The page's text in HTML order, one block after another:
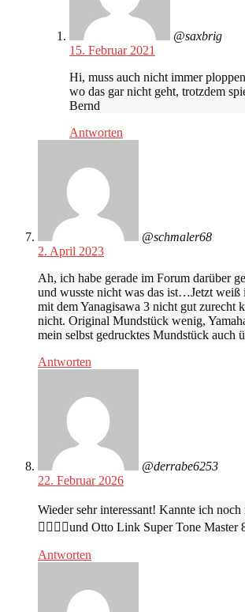
@saxbrig
15. Februar 2021
Hi, muss auch nicht immer
wo das gar nicht geht, trotzdem
Bernd
Antworten
@schmaler68
2. April 2023
Ah, ich habe gerade im Forum darüber
und wusste nicht was das ist…Jetzt weiß
mit dem Yanagisawa 3 nicht gut zurecht
nicht. Original Mundstück wenig,
mein selbst gedrucktes Mundstück auch
Antworten
@derrabe6253
22. Februar 2026
Wieder sehr interessant! Kannte ich
👍🏻👍🏻und Otto Link Super Tone
Antworten